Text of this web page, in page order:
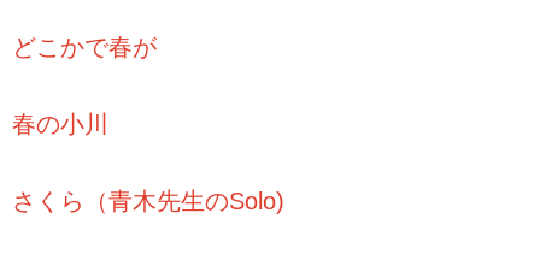
どこかで春が
春の小川
さくら（青木先生のSolo)